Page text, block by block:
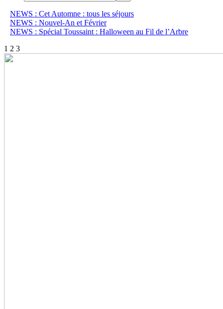
NEWS : Cet Automne : tous les séjours
NEWS : Nouvel-An et Février
NEWS : Spécial Toussaint : Halloween au Fil de l’Arbre
1 2 3